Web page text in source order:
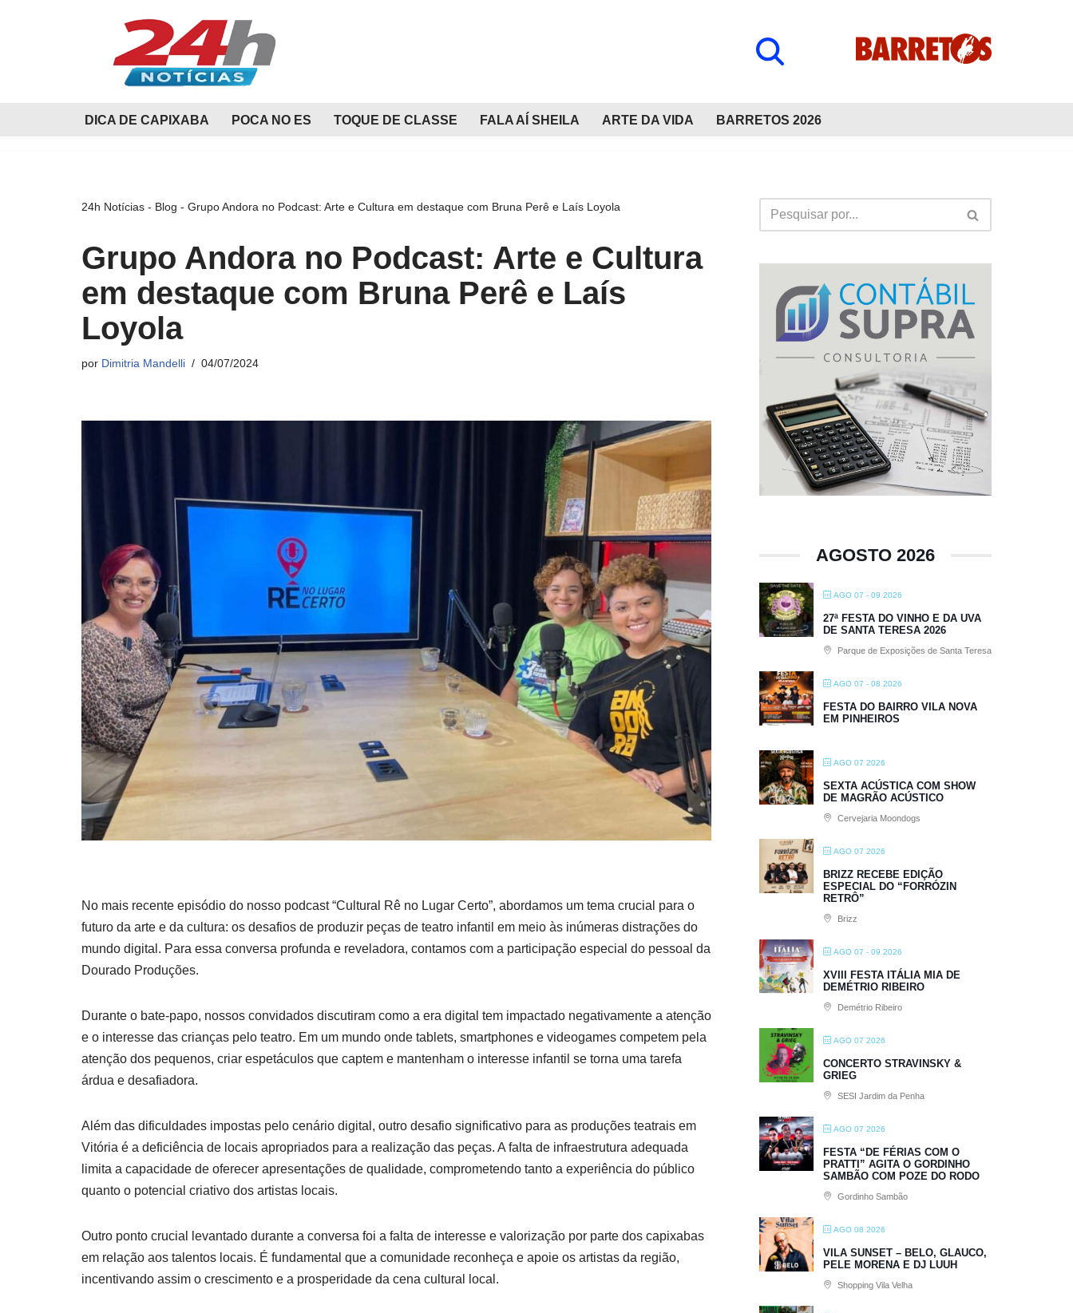
DICA DE CAPIXABA
POCA NO ES TOQUE DE CLASSE FALA AÍ SHEILA ARTE DA VIDA BARRETOS 2026
24h Notícias - Blog - Grupo Andora no Podcast: Arte e Cultura em destaque com Bruna Perê e Laís Loyola
Grupo Andora no Podcast: Arte e Cultura
em destaque com Bruna Perê e Laís
Loyola
por Dimitria Mandelli 04/07/2024
No mais recente episódio do nosso podcast “Cultural Rê no Lugar Certo”, abordamos um tema crucial para o
futuro da arte e da cultura: os desafios de produzir peças de teatro infantil em meio às inúmeras distrações do
mundo digital. Para essa conversa profunda e reveladora, contamos com a participação especial do pessoal da
Dourado Produções.
Durante o bate-papo, nossos convidados discutiram como a era digital tem impactado negativamente a atenção
e o interesse das crianças pelo teatro. Em um mundo onde tablets, smartphones e videogames competem pela
atenção dos pequenos, criar espetáculos que captem e mantenham o interesse infantil se torna uma tarefa
árdua e desafiadora.
Além das dificuldades impostas pelo cenário digital, outro desafio significativo para as produções teatrais em
Vitória é a deficiência de locais apropriados para a realização das peças. A falta de infraestrutura adequada
limita a capacidade de oferecer apresentações de qualidade, comprometendo tanto a experiência do público
quanto o potencial criativo dos artistas locais.
Outro ponto crucial levantado durante a conversa foi a falta de interesse e valorização por parte dos capixabas
em relação aos talentos locais. É fundamental que a comunidade reconheça e apoie os artistas da região,
incentivando assim o crescimento e a prosperidade da cena cultural local.
AGOSTO 2026
AGO 07 - 09 2026
27ª FESTA DO VINHO E DA UVA
DE SANTA TERESA 2026
Parque de Exposições de Santa Teresa
AGO 07 - 08 2026
FESTA DO BAIRRO VILA NOVA
EM PINHEIROS
AGO 07 2026
SEXTA ACÚSTICA COM SHOW
DE MAGRÃO ACÚSTICO
Cervejaria Moondogs
AGO 07 2026
BRIZZ RECEBE EDIÇÃO
ESPECIAL DO “FORRÓZIN
RETRÔ”
Brizz
AGO 07 - 09 2026
XVIII FESTA ITÁLIA MIA DE
DEMÉTRIO RIBEIRO
Demétrio Ribeiro
AGO 07 2026
CONCERTO STRAVINSKY &
GRIEG
SESI Jardim da Penha
AGO 07 2026
FESTA “DE FÉRIAS COM O
PRATTI” AGITA O GORDINHO
SAMBÃO COM POZE DO RODO
Gordinho Sambão
AGO 08 2026
VILA SUNSET – BELO, GLAUCO,
PELE MORENA E DJ LUUH
Shopping Vila Velha